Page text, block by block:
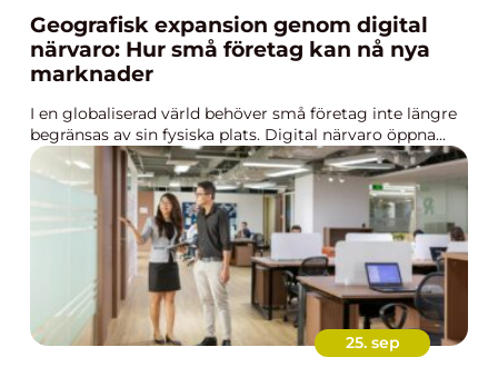
Geografisk expansion genom digital
närvaro: Hur små företag kan nå nya
marknader
I en globaliserad värld behöver små företag inte längre
begränsas av sin fysiska plats. Digital närvaro öppna...
25. sep